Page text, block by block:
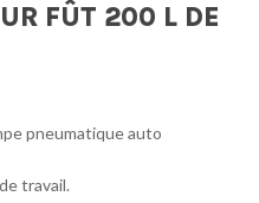
FÛT 200 L DE
pneumatique auto
travail.